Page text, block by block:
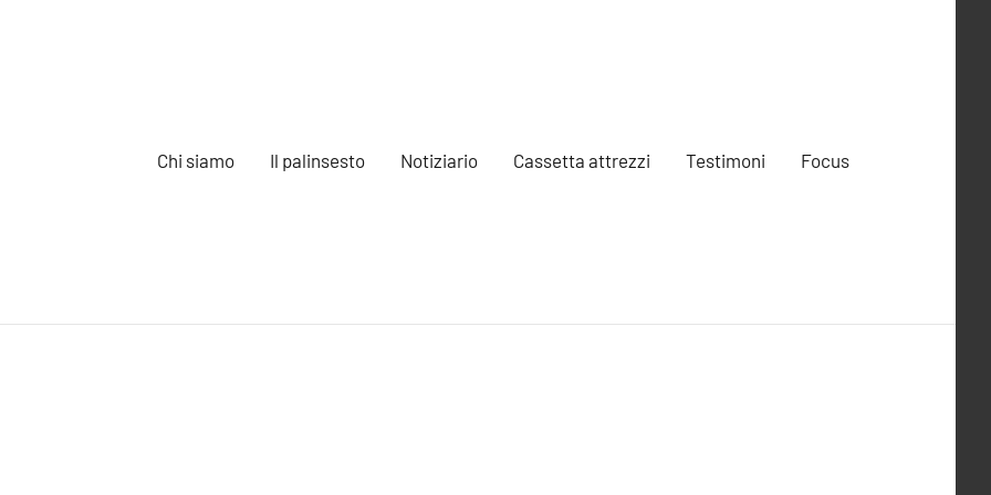
Chi siamo Il palinsesto Notiziario Cassetta attrezzi Testimoni Focus